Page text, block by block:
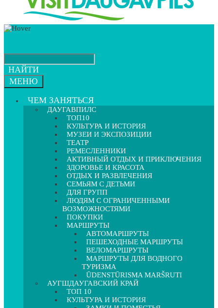
НАЙТИ
МЕНЮ
ЧЕМ ЗАНЯТЬСЯ
ДАУГАВПИЛС
ТОП10
КУЛЬТУРА И ИСТОРИЯ
МУЗЕИ И ЭКСПОЗИЦИИ
ТЕАТР
РЕМЕСЛЕННИКИ
АКТИВНЫЙ ОТДЫХ И ПРИКЛЮЧЕНИЯ
ЗДОРОВЬЕ И КРАСОТА
ОТДЫХ И РАЗВЛЕЧЕНИЯ
СЕМЬЯМ С ДЕТЬМИ
ДЛЯ ГРУПП
ЛЮДЯМ С ОГРАНИЧЕННЫМИ
ВОЗМОЖНОСТЯМИ
ПОКУПКИ
МАРШРУТЫ
АВТОМАРШРУТЫ
ПЕШЕХОДНЫЕ МАРШРУТЫ
ВЕЛОМАРШРУТЫ
МАРШРУТЫ ДЛЯ ВОДНОГО
ТУРИЗМА
ŪDENSTŪRISMA MARŠRUTI
АУГШДАУГАВСКИЙ КРАЙ
ТОП 10
КУЛЬТУРА И ИСТОРИЯ